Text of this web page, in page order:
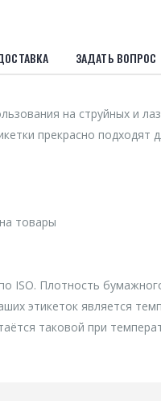
ЗАДАТЬ ВОПРОС
на струйных и
прекрасно подходят
товары
ISO. Плотность
этикеток является
таковой при